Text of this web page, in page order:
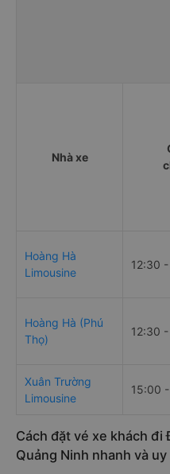
Nhà xe
Hoàng Hà
Limousine
12:30
Hoàng Hà (Phú
Thọ)
12:30
Xuân Trường
Limousine
15:00
Cách đặt vé xe khách đi
Quảng Ninh nhanh và